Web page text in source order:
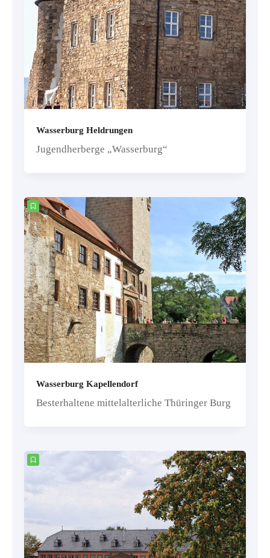
Wasserburg Heldrungen
Jugendherberge „Wasserburg“
Wasserburg Kapellendorf
Besterhaltene mittelalterliche Thüringer Burg